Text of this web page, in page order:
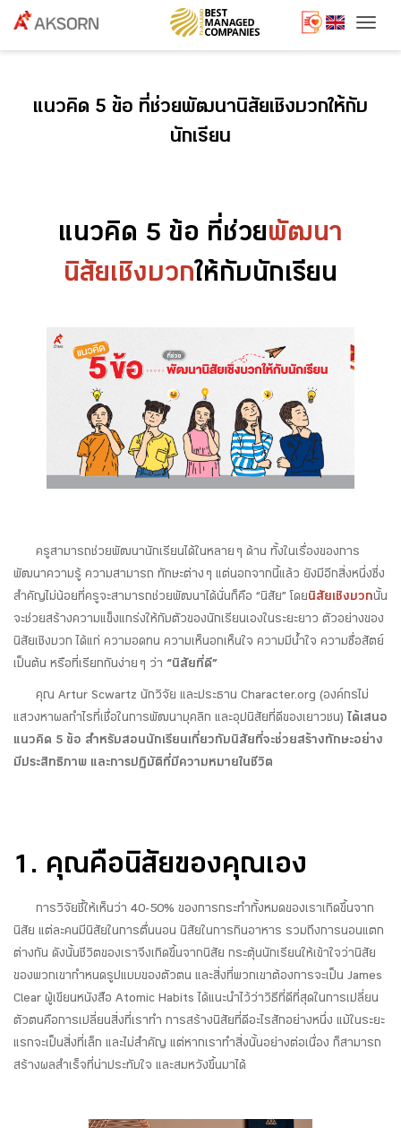
แนวคิด 5 ข้อ ที่ช่วยพัฒนานิสัยเชิงบวกให้กับ
นักเรียน
แนวคิด 5 ข้อ ที่ช่วยพัฒนา
นิสัยเชิงบวกให้กับนักเรียน
ครูสามารถช่วยพัฒนานักเรียนได้ในหลาย ๆ ด้าน ทั้งในเรื่องของการ
พัฒนาความรู้ ความสามารถ ทักษะต่าง ๆ แต่นอกจากนี้แล้ว ยังมีอีกสิ่งหนึ่งซึ่ง
สำคัญไม่น้อยที่ครูจะสามารถช่วยพัฒนาได้นั่นก็คือ “นิสัย” โดยนิสัยเชิงบวกนั้น
จะช่วยสร้างความแข็งแกร่งให้กับตัวของนักเรียนเองในระยะยาว ตัวอย่างของ
นิสัยเชิงบวก ได้แก่ ความอดทน ความเห็นอกเห็นใจ ความมีน้ำใจ ความซื่อสัตย์
เป็นต้น หรือที่เรียกกันง่าย ๆ ว่า “นิสัยที่ดี”
คุณ Artur Scwartz นักวิจัย และประธาน Character.org (องค์กรไม่
แสวงหาผลกำไรที่เชื่อในการพัฒนาบุคลิก และอุปนิสัยที่ดีของเยาวชน) ได้เสนอ
แนวคิด 5 ข้อ สำหรับสอนนักเรียนเกี่ยวกับนิสัยที่จะช่วยสร้างทักษะอย่าง
มีประสิทธิภาพ และการปฏิบัติที่มีความหมายในชีวิต
1. คุณคือนิสัยของคุณเอง
การวิจัยชี้ให้เห็นว่า 40-50% ของการกระทำทั้งหมดของเราเกิดขึ้นจาก
นิสัย แต่ละคนมีนิสัยในการตื่นนอน นิสัยในการกินอาหาร รวมถึงการนอนแตก
ต่างกัน ดังนั้นชีวิตของเราจึงเกิดขึ้นจากนิสัย กระตุ้นนักเรียนให้เข้าใจว่านิสัย
ของพวกเขากำหนดรูปแบบของตัวตน และสิ่งที่พวกเขาต้องการจะเป็น James
Clear ผู้เขียนหนังสือ Atomic Habits ได้แนะนำไว้ว่าวิธีที่ดีที่สุดในการเปลี่ยน
ตัวตนคือการเปลี่ยนสิ่งที่เราทำ การสร้างนิสัยที่ดีอะไรสักอย่างหนึ่ง แม้ในระยะ
แรกจะเป็นสิ่งที่เล็ก และไม่สำคัญ แต่หากเราทำสิ่งนั้นอย่างต่อเนื่อง ก็สามารถ
สร้างผลสำเร็จที่น่าประทับใจ และสมหวังขึ้นมาได้